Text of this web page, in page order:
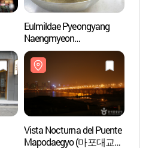
Eulmildae Pyeongyang
Naengmyeon
(을밀대평양냉면)
Vista Nocturna del Puente
Mapodaegyo (마포대교